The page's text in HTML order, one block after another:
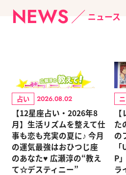
NEWS ニュース
占い 2026.08.02
【12星座占い・2026年8
月】生活リズムを整えて仕
事も恋も充実の夏に♪ 今月
の運気最強はおひつじ座
のあなた♥ 広瀬淳の“教え
て☆デスティニー”
た
の
P
ラ